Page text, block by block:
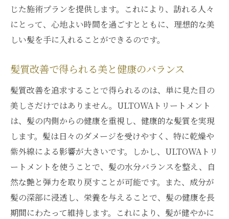
ULTOWAがもたらす長持ちするスタイル
アレンジの幅が広がる髪質改善の魅力
プロも注目するトリートメントの効果
忙しい朝に嬉しい時短スタイリングの実現
髪質改善を目指すULTOWAトリートメントの効
果を銀座の一流サロンで
銀座で体験するULTOWAトリートメントの
価値
一流サロンが提供する技術と安心感
ULTOWAの効果を最大限に引き出すプロの
技
髪質改善を実感できる施術の流れ
じた施術プランを提供します。これにより、訪れる人々
にとって、心地よい時間を過ごすとともに、理想的な美
しい髪を手に入れることができるのです。
髪質改善で得られる美と健康のバランス
髪質改善を追求することで得られるのは、単に見た目の
美しさだけではありません。ULTOWAトリートメント
は、髪の内側からの健康を重視し、健康的な髪質を実現
します。髪は日々のダメージを受けやすく、特に乾燥や
紫外線による影響が大きいです。しかし、ULTOWAトリ
ートメントを使うことで、髪の水分バランスを整え、自
然な艶と弾力を取り戻すことが可能です。また、成分が
髪の深部に浸透し、栄養を与えることで、髪の健康を長
期間にわたって維持します。これにより、髪が健やかに